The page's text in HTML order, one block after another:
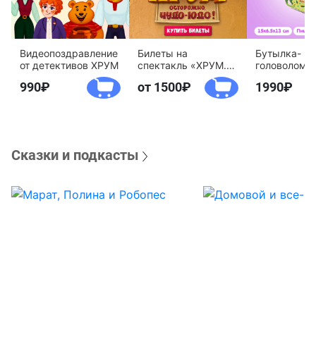
Видеопоздравление
от детективов ХРУМ
990
Билеты на
спектакль «ХРУМ.
Осторожно, Чудо-
Юдо!»
от 1500
Бутылка-
агентство
1990
Сказки и подкасты